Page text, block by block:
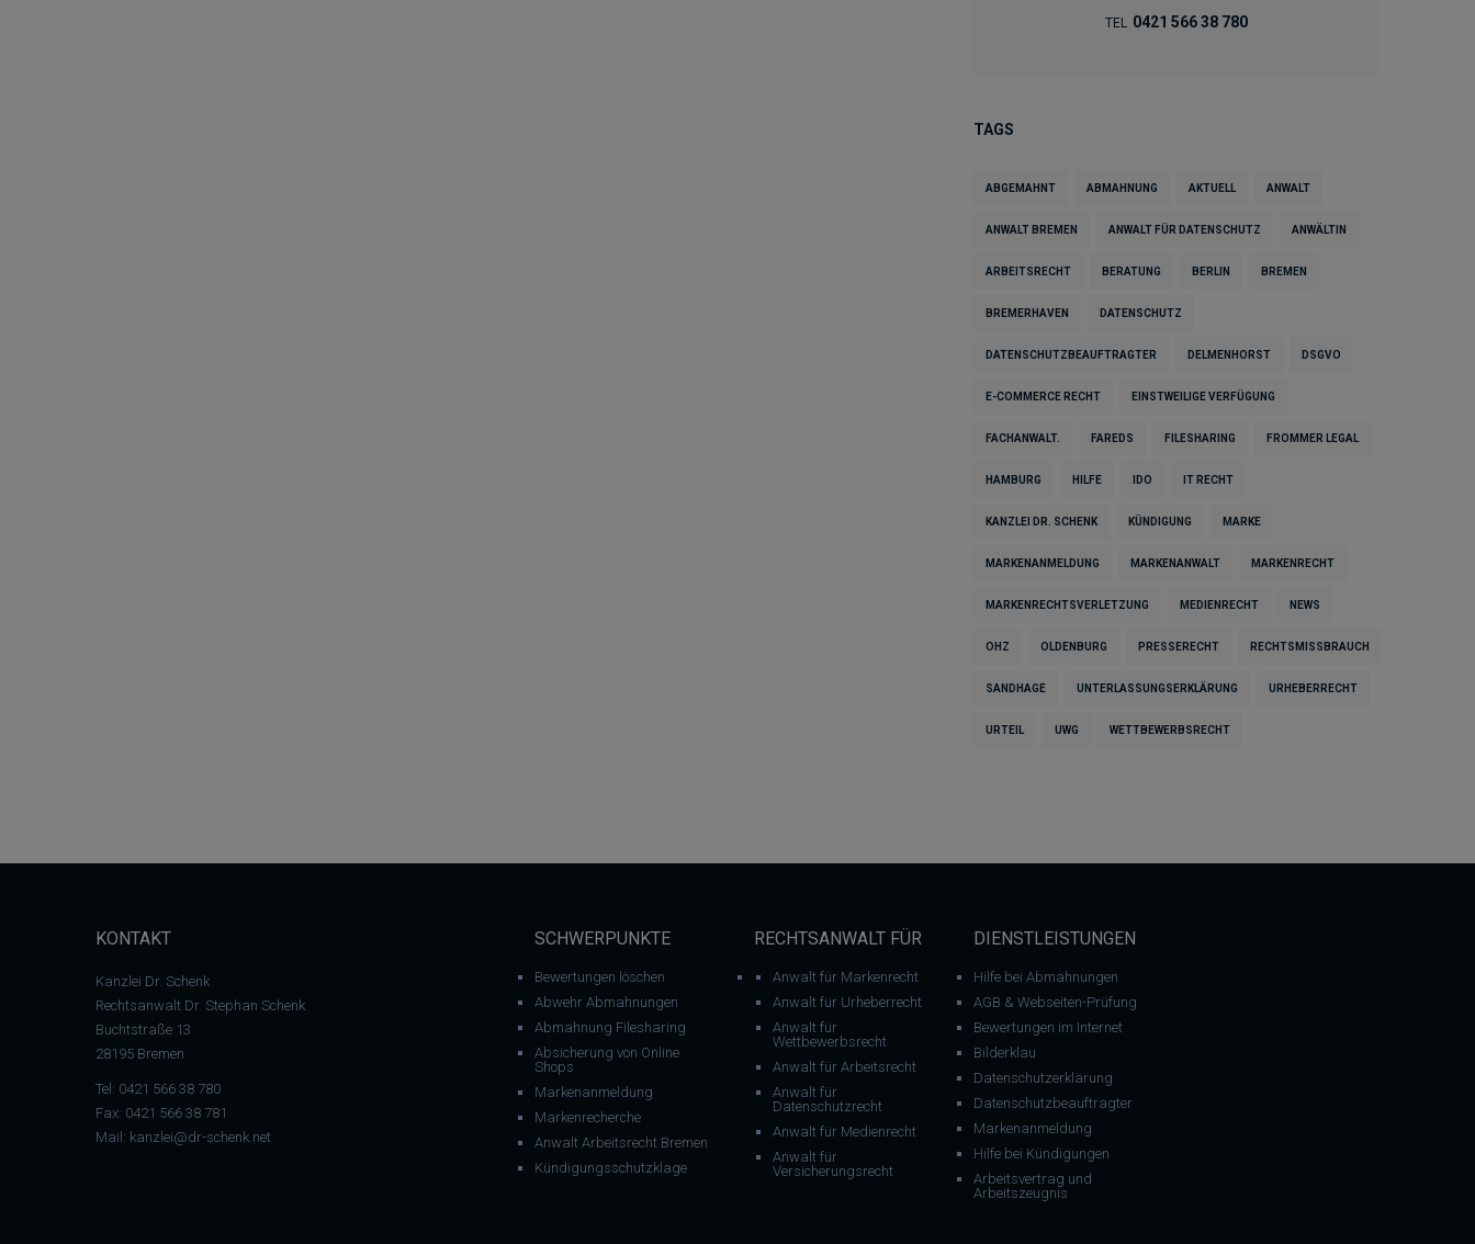
TEL 0421 566 38 780
TAGS
ABGEMAHNT ABMAHNUNG AKTUELL ANWALT
ANWALT BREMEN ANWALT FÜR DATENSCHUTZ ANWÄLTIN
ARBEITSRECHT BERATUNG BERLIN BREMEN
BREMERHAVEN DATENSCHUTZ
DATENSCHUTZBEAUFTRAGTER DELMENHORST DSGVO
E-COMMERCE RECHT EINSTWEILIGE VERFÜGUNG
FACHANWALT. FAREDS FILESHARING FROMMER LEGAL
HAMBURG HILFE IDO IT RECHT
KANZLEI DR. SCHENK KÜNDIGUNG MARKE
MARKENANMELDUNG MARKENANWALT MARKENRECHT
MARKENRECHTSVERLETZUNG MEDIENRECHT NEWS
OHZ OLDENBURG PRESSERECHT RECHTSMISSBRAUCH
SANDHAGE UNTERLASSUNGSERKLÄRUNG URHEBERRECHT
URTEIL UWG WETTBEWERBSRECHT
KONTAKT
Kanzlei Dr. Schenk
Rechtsanwalt Dr. Stephan Schenk
Buchtstraße 13
28195 Bremen
Tel: 0421 566 38 780
Fax: 0421 566 38 781
Mail: kanzlei@dr-schenk.net
SCHWERPUNKTE
Bewertungen löschen
Abwehr Abmahnungen
Abmahnung Filesharing
Absicherung von Online
Shops
Markenanmeldung
Markenrecherche
Anwalt Arbeitsrecht Bremen
Kündigungsschutzklage
RECHTSANWALT FÜR
Anwalt für Markenrecht
Anwalt für Urheberrecht
Anwalt für
Wettbewerbsrecht
Anwalt für Arbeitsrecht
Anwalt für
Datenschutzrecht
Anwalt für Medienrecht
Anwalt für
Versicherungsrecht
DIENSTLEISTUNGEN
Hilfe bei Abmahnungen
AGB & Webseiten-Prüfung
Bewertungen im Internet
Bilderklau
Datenschutzerklärung
Datenschutzbeauftragter
Markenanmeldung
Hilfe bei Kündigungen
Arbeitsvertrag und
Arbeitszeugnis